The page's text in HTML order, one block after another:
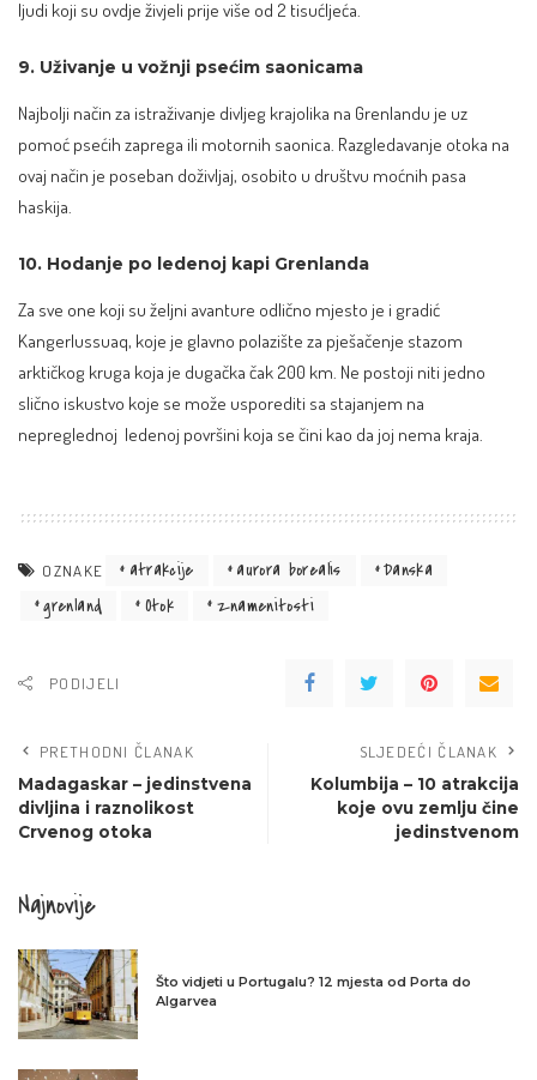
ljudi koji su ovdje živjeli prije više od 2 tisućljeća.
9. Uživanje u vožnji psećim saonicama
Najbolji način za istraživanje divljeg krajolika na Grenlandu je uz
pomoć psećih zaprega ili motornih saonica. Razgledavanje otoka na
ovaj način je poseban doživljaj, osobito u društvu moćnih pasa
haskija.
10. Hodanje po ledenoj kapi Grenlanda
Za sve one koji su željni avanture odlično mjesto je i gradić
Kangerlussuaq, koje je glavno polazište za pješačenje stazom
arktičkog kruga koja je dugačka čak 200 km. Ne postoji niti jedno
slično iskustvo koje se može usporediti sa stajanjem na
nepreglednoj ledenoj površini koja se čini kao da joj nema kraja.
OZNAKE atrakcije aurora borealis
Danska
grenland
Otok znamenitosti
PODIJELI
PRETHODNI ČLANAK
Madagaskar – jedinstvena
divljina i raznolikost
Crvenog otoka
SLJEDEĆI ČLANAK
Kolumbija – 10 atrakcija
koje ovu zemlju čine
jedinstvenom
Najnovije
Što vidjeti u Portugalu? 12 mjesta od Porta do
Algarvea